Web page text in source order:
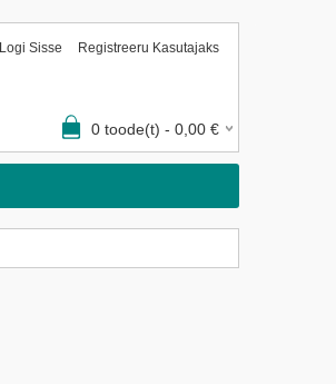
Logi Sisse Registreeru Kasutajaks
0 toode(t) - 0,00 €